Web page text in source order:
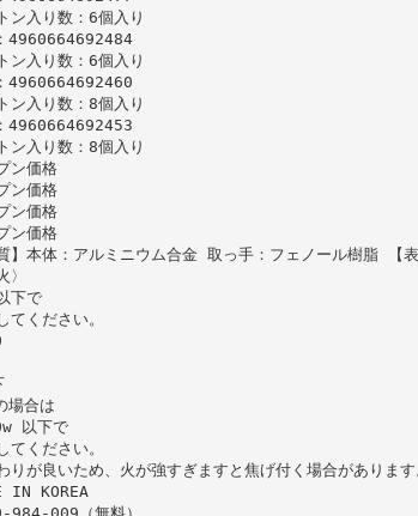
ン入り数：6個入り
4960664692484
ン入り数：6個入り
4960664692460
ン入り数：8個入り
4960664692453
ン入り数：8個入り
ン価格
ン価格
ン価格
ン価格
質】本体：アルミニウム合金 取っ手：フェノール樹脂 【
〉
下で
てください。
場合は
以下で
てください。
りが良いため、火が強すぎますと焦げ付く場合があります
IN KOREA
984-009（無料）